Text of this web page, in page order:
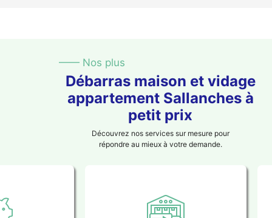
—— Nos plus
Débarras maison et vidage
appartement Sallanches à
petit prix
Découvrez nos services sur mesure pour
répondre au mieux à votre demande.